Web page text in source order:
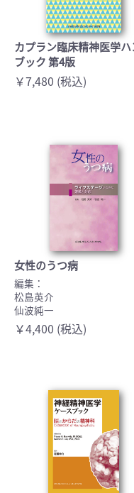
カプラン臨床精神医学ハ
ブック 第4版
￥7,480 (税込)
女性のうつ病
編集：
松島英介
仙波純一
￥4,400 (税込)